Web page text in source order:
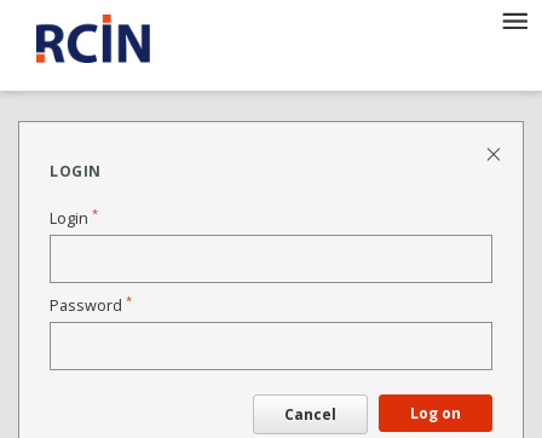
LOGIN
Login *
Password *
Cancel Log on